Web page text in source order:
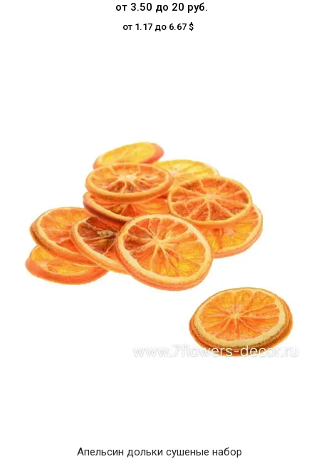
от 3.50 до 20 руб.
от 1.17 до 6.67 $
Апельсин дольки сушеные набор